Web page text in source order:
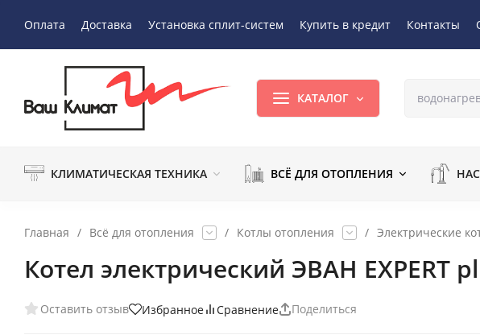
Оплата Доставка Установка сплит-систем Купить в кредит Контакты
КАТАЛОГ
КЛИМАТИЧЕСКАЯ ТЕХНИКА ВСЁ ДЛЯ ОТОПЛЕНИЯ
Главная / Всё для отопления / Котлы отопления / Электрические
Котел электрический ЭВАН EXPERT
Оставить отзыв Избранное Сравнение Поделиться